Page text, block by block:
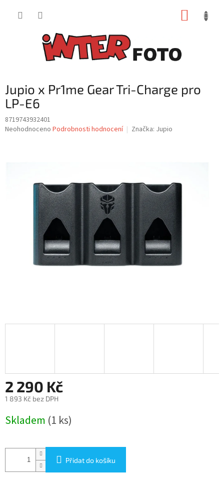
Jupio x Pr1me Gear Tri-Charge pro
LP-E6
8719743932401
Průměrné
Neohodnoceno Podrobnosti hodnocení Značka: Jupio
2 290 Kč
1 893 Kč bez DPH
cena:
Skladem (1 ks)
Přidat do košíku